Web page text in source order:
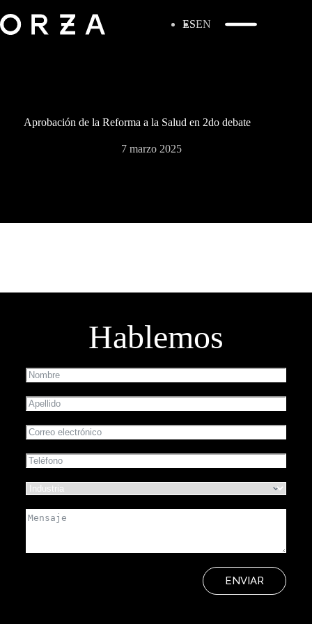
ESEN
Aprobación de la Reforma a la Salud en 2do debate
7 marzo 2025
ENVIAR
Hablemos